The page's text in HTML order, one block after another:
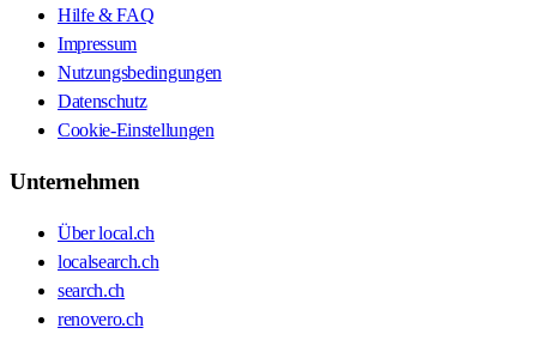
Hilfe & FAQ
Impressum
Nutzungsbedingungen
Datenschutz
Cookie-Einstellungen
Unternehmen
Über local.ch
localsearch.ch
search.ch
renovero.ch